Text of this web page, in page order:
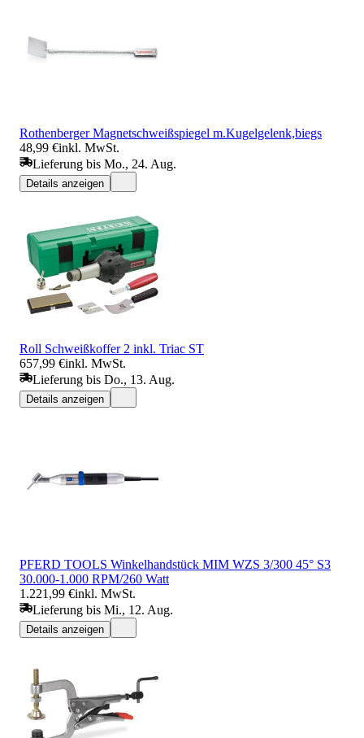
Rothenberger Magnetschweißspiegel m.Kugelgelenk,biegs
48,99 €inkl. MwSt.
Lieferung bis Mo., 24. Aug.
Details anzeigen
Roll Schweißkoffer 2 inkl. Triac ST
657,99 €inkl. MwSt.
Lieferung bis Do., 13. Aug.
Details anzeigen
PFERD TOOLS Winkelhandstück MIM WZS 3/300 45° S3
30.000-1.000 RPM/260 Watt
1.221,99 €inkl. MwSt.
Lieferung bis Mi., 12. Aug.
Details anzeigen